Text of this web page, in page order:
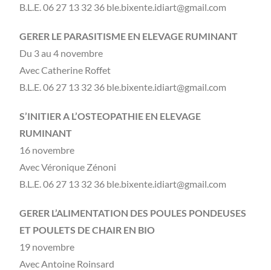
B.L.E. 06 27 13 32 36 ble.bixente.idiart@gmail.com
GERER LE PARASITISME EN ELEVAGE RUMINANT
Du 3 au 4 novembre
Avec Catherine Roffet
B.L.E. 06 27 13 32 36 ble.bixente.idiart@gmail.com
S’INITIER A L’OSTEOPATHIE EN ELEVAGE
RUMINANT
16 novembre
Avec Véronique Zénoni
B.L.E. 06 27 13 32 36 ble.bixente.idiart@gmail.com
GERER L’ALIMENTATION DES POULES PONDEUSES
ET POULETS DE CHAIR EN BIO
19 novembre
Avec Antoine Roinsard